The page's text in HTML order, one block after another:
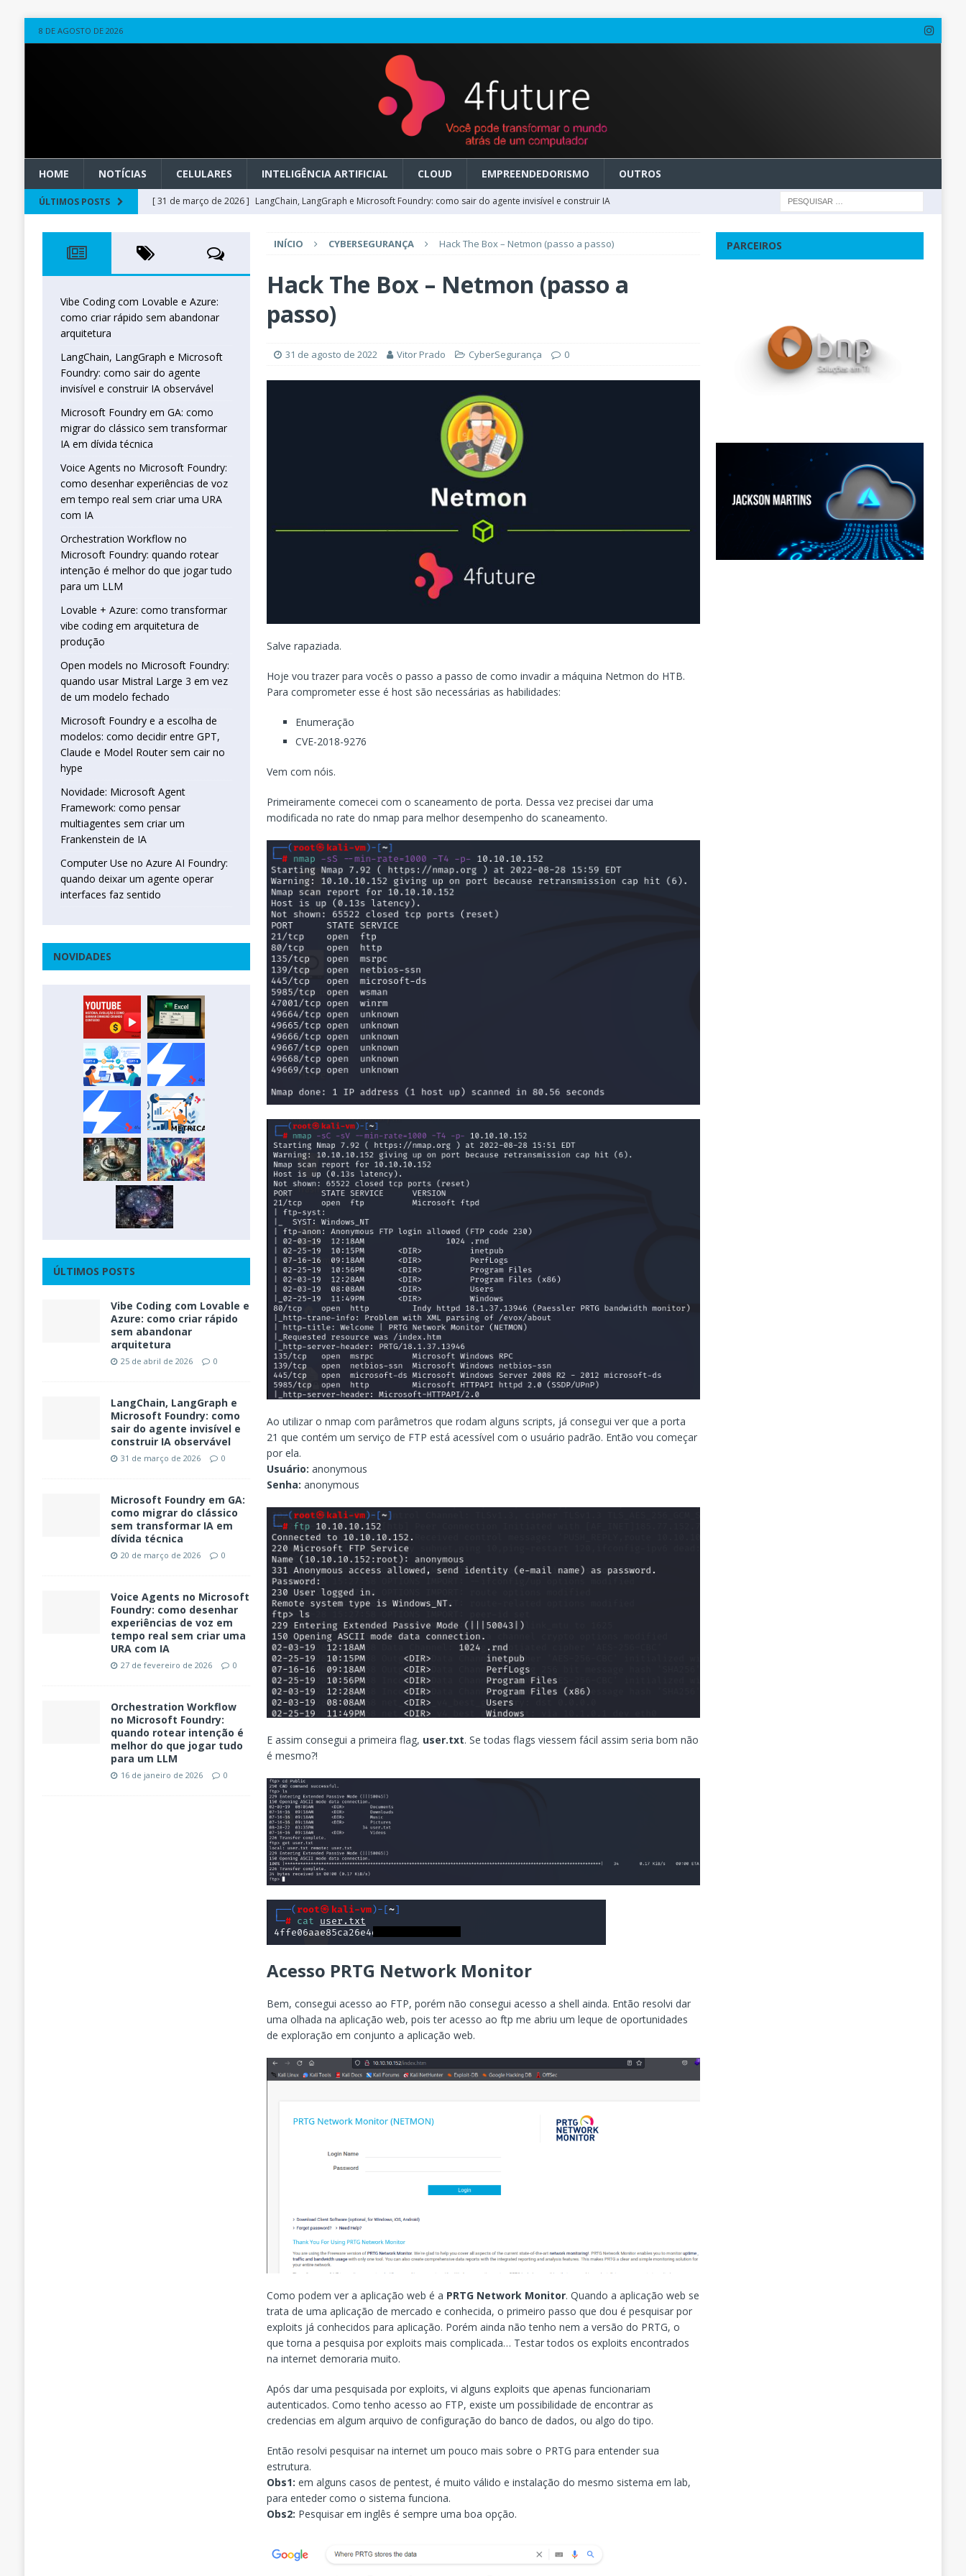
8 DE AGOSTO DE 2026
HOME NOTÍCIAS CELULARES INTELIGÊNCIA ARTIFICIAL CLOUD EMPREENDEDORISMO OUTROS
ÚLTIMOS POSTS [ 31 de março de 2026 ] LangChain, LangGraph e Microsoft Foundry: como sair do agente invisível e construir IA
[ 20 de março de 2026 ]
Microsoft Foundry em GA: como migrar do clássico sem transformar IA em dívida
técnica
INTELIGÊNCIA ARTIFICIAL
[ 27 de fevereiro de 2026 ]
Voice Agents no Microsoft Foundry: como desenhar experiências de voz em tempo
real sem criar uma URA com IA
INTELIGÊNCIA ARTIFICIAL
que jogar tudo para um LLM
[ 25 de abril de 2026 ]
Vibe Coding com Lovable e Azure: como criar rápido sem abandonar arquitetura
INÍCIO CYBERSEGURANÇA Hack The Box – Netmon (passo a passo)
Hack The Box – Netmon (passo a
passo)
31 de agosto de 2022 Vitor Prado CyberSegurança 0
Salve rapaziada.
Hoje vou trazer para vocês o passo a passo de como invadir a máquina Netmon do HTB.
Para comprometer esse é host são necessárias as habilidades:
Enumeração
CVE-2018-9276
Vem com nóis.
Primeiramente comecei com o scaneamento de porta. Dessa vez precisei dar uma
modificada no rate do nmap para melhor desempenho do scaneamento.
Ao utilizar o nmap com parâmetros que rodam alguns scripts, já consegui ver que a porta
21 que contém um serviço de FTP está acessível com o usuário padrão. Então vou começar
por ela.
Usuário: anonymous
Senha: anonymous
E assim consegui a primeira flag, user.txt. Se todas flags viessem fácil assim seria bom não
é mesmo?!
Acesso PRTG Network Monitor
Bem, consegui acesso ao FTP, porém não consegui acesso a shell ainda. Então resolvi dar
uma olhada na aplicação web, pois ter acesso ao ftp me abriu um leque de oportunidades
de exploração em conjunto a aplicação web.
Como podem ver a aplicação web é a PRTG Network Monitor. Quando a aplicação web se
trata de uma aplicação de mercado e conhecida, o primeiro passo que dou é pesquisar por
exploits já conhecidos para aplicação. Porém ainda não tenho nem a versão do PRTG, o
que torna a pesquisa por exploits mais complicada… Testar todos os exploits encontrados
na internet demoraria muito.
Após dar uma pesquisada por exploits, vi alguns exploits que apenas funcionariam
autenticados. Como tenho acesso ao FTP, existe um possibilidade de encontrar as
credencias em algum arquivo de configuração do banco de dados, ou algo do tipo.
Então resolvi pesquisar na internet um pouco mais sobre o PRTG para entender sua
estrutura.
Obs1: em alguns casos de pentest, é muito válido e instalação do mesmo sistema em lab,
para enteder como o sistema funciona.
Obs2: Pesquisar em inglês é sempre uma boa opção.
Vibe Coding com Lovable e Azure:
como criar rápido sem abandonar
arquitetura
LangChain, LangGraph e Microsoft
Foundry: como sair do agente
invisível e construir IA observável
Microsoft Foundry em GA: como
migrar do clássico sem transformar
IA em dívida técnica
Voice Agents no Microsoft Foundry:
como desenhar experiências de voz
em tempo real sem criar uma URA
com IA
Orchestration Workflow no
Microsoft Foundry: quando rotear
intenção é melhor do que jogar tudo
para um LLM
Lovable + Azure: como transformar
vibe coding em arquitetura de
produção
Open models no Microsoft Foundry:
quando usar Mistral Large 3 em vez
de um modelo fechado
Microsoft Foundry e a escolha de
modelos: como decidir entre GPT,
Claude e Model Router sem cair no
hype
Novidade: Microsoft Agent
Framework: como pensar
multiagentes sem criar um
Frankenstein de IA
Computer Use no Azure AI Foundry:
quando deixar um agente operar
interfaces faz sentido
NOVIDADES
ÚLTIMOS POSTS
Vibe Coding com Lovable e
Azure: como criar rápido
sem abandonar
arquitetura
25 de abril de 2026 0
LangChain, LangGraph e
Microsoft Foundry: como
sair do agente invisível e
construir IA observável
31 de março de 2026 0
Microsoft Foundry em GA:
como migrar do clássico
sem transformar IA em
dívida técnica
20 de março de 2026 0
Voice Agents no Microsoft
Foundry: como desenhar
experiências de voz em
tempo real sem criar uma
URA com IA
27 de fevereiro de 2026 0
Orchestration Workflow
no Microsoft Foundry:
quando rotear intenção é
melhor do que jogar tudo
para um LLM
16 de janeiro de 2026 0
PARCEIROS